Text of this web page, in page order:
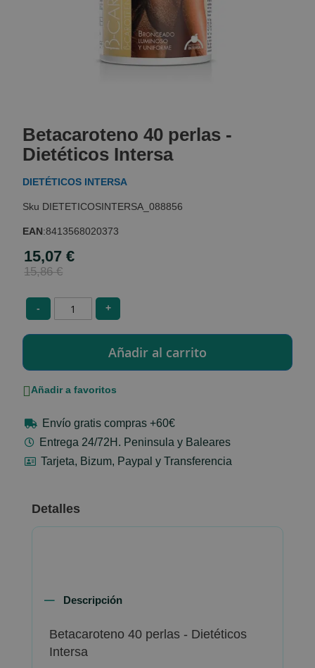
the
beginning
of
the
gallery
Betacaroteno 40 perlas -
Dietéticos Intersa
DIETÉTICOS INTERSA
DIETETICOSINTERSA_088856
EAN:8413568020373
Special
Price
15,07 €
15,86 €
- +
Añadir a favoritos
Envío gratis compras +60€
Entrega 24/72H. Peninsula y Baleares
Tarjeta, Bizum, Paypal y Transferencia
Detalles
Descripción
Betacaroteno 40 perlas - Dietéticos
Intersa